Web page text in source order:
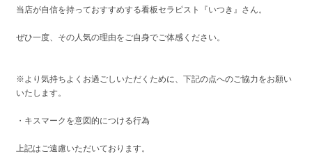
当店が自信を持っておすすめする看板セラピスト『いつき』さん。
ぜひ一度、その人気の理由をご自身でご体感ください。
※より気持ちよくお過ごしいただくために、下記の点へのご協力をお願い
いたします。
・キスマークを意図的につける行為
上記はご遠慮いただいております。